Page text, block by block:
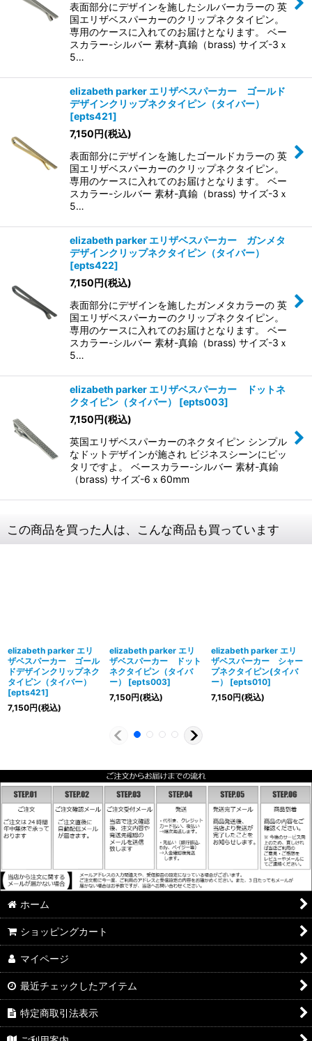
表面部分にデザインを施したシルバーカラーの 英
国エリザベスパーカーのクリップネクタイピン。
専用のケースに入れてのお届けとなります。 ベー
スカラー-シルバー 素材-真鍮（brass) サイズ-3ｘ
5…
elizabeth parker エリザベスパーカー ゴールド
デザインクリップネクタイピン（タイバー）
[epts421]
7,150円(税込)
表面部分にデザインを施したゴールドカラーの 英
国エリザベスパーカーのクリップネクタイピン。
専用のケースに入れてのお届けとなります。 ベー
スカラー-シルバー 素材-真鍮（brass) サイズ-3ｘ
5…
elizabeth parker エリザベスパーカー ガンメタ
デザインクリップネクタイピン（タイバー）
[epts422]
7,150円(税込)
表面部分にデザインを施したガンメタカラーの 英
国エリザベスパーカーのクリップネクタイピン。
専用のケースに入れてのお届けとなります。 ベー
スカラー-シルバー 素材-真鍮（brass) サイズ-3ｘ
5…
elizabeth parker エリザベスパーカー ドットネ
クタイピン（タイバー）
[epts003]
7,150円(税込)
英国エリザベスパーカーのネクタイピン シンプル
なドットデザインが施され ビジネスシーンにピッ
タリですよ。 ベースカラー-シルバー 素材-真鍮
（brass) サイズ-6ｘ60mm
この商品を買った人は、こんな商品も買っています
elizabeth parker エリ
ザベスパーカー ゴール
ドデザインクリップネク
タイピン（タイバー）
[epts421]
7,150円(税込)
elizabeth parker エリ
ザベスパーカー ドット
ネクタイピン（タイバ
ー）
[epts003]
7,150円(税込)
elizabeth parker エリ
ザベスパーカー シャー
プネクタイピン(タイバ
ー）
[epts010]
7,150円(税込)
ホーム
ショッピングカート
マイページ
最近チェックしたアイテム
特定商取引法表示